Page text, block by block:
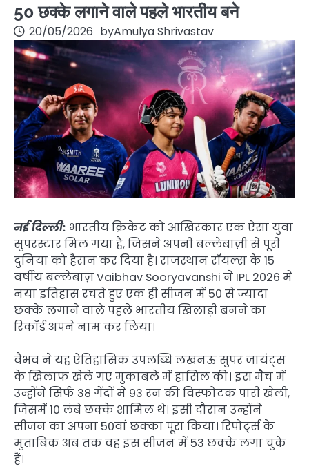
50 छक्के लगाने वाले पहले भारतीय बने
20/05/2026 byAmulya Shrivastav
नई दिल्ली: भारतीय क्रिकेट को आखिरकार एक ऐसा युवा
सुपरस्टार मिल गया है, जिसने अपनी बल्लेबाज़ी से पूरी
दुनिया को हैरान कर दिया है। राजस्थान रॉयल्स के 15
वर्षीय बल्लेबाज़ Vaibhav Sooryavanshi ने IPL 2026 में
नया इतिहास रचते हुए एक ही सीजन में 50 से ज्यादा
छक्के लगाने वाले पहले भारतीय खिलाड़ी बनने का
रिकॉर्ड अपने नाम कर लिया।
वैभव ने यह ऐतिहासिक उपलब्धि लखनऊ सुपर जायंट्स
के खिलाफ खेले गए मुकाबले में हासिल की। इस मैच में
उन्होंने सिर्फ 38 गेंदों में 93 रन की विस्फोटक पारी खेली,
जिसमें 10 लंबे छक्के शामिल थे। इसी दौरान उन्होंने
सीजन का अपना 50वां छक्का पूरा किया। रिपोर्ट्स के
मुताबिक अब तक वह इस सीजन में 53 छक्के लगा चुके
हैं।